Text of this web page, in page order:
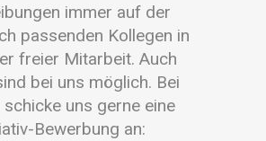
immer auf der
passenden Kollegen in
freier Mitarbeit. Auch
bei uns möglich. Bei
uns gerne eine
Bewerbung an: